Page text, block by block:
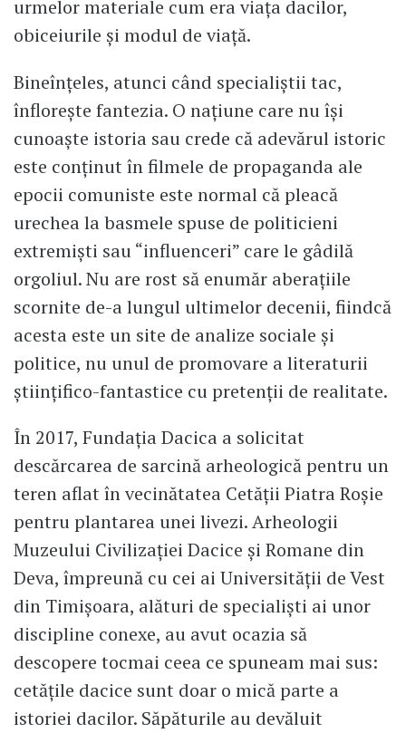
urmelor materiale cum era viaţa dacilor,
obiceiurile şi modul de viaţă.
Bineînţeles, atunci când specialiştii tac,
înfloreşte fantezia. O naţiune care nu îşi
cunoaşte istoria sau crede că adevărul istoric
este conţinut în filmele de propaganda ale
epocii comuniste este normal că pleacă
urechea la basmele spuse de politicieni
extremişti sau “influenceri” care le gâdilă
orgoliul. Nu are rost să enumăr aberaţiile
scornite de-a lungul ultimelor decenii, fiindcă
acesta este un site de analize sociale şi
politice, nu unul de promovare a literaturii
ştiinţifico-fantastice cu pretenţii de realitate.
În 2017, Fundaţia Dacica a solicitat
descărcarea de sarcină arheologică pentru un
teren aflat în vecinătatea Cetăţii Piatra Roşie
pentru plantarea unei livezi. Arheologii
Muzeului Civilizației Dacice și Romane din
Deva, împreună cu cei ai Universităţii de Vest
din Timişoara, alături de specialişti ai unor
discipline conexe, au avut ocazia să
descopere tocmai ceea ce spuneam mai sus:
cetăţile dacice sunt doar o mică parte a
istoriei dacilor. Săpăturile au devăluit